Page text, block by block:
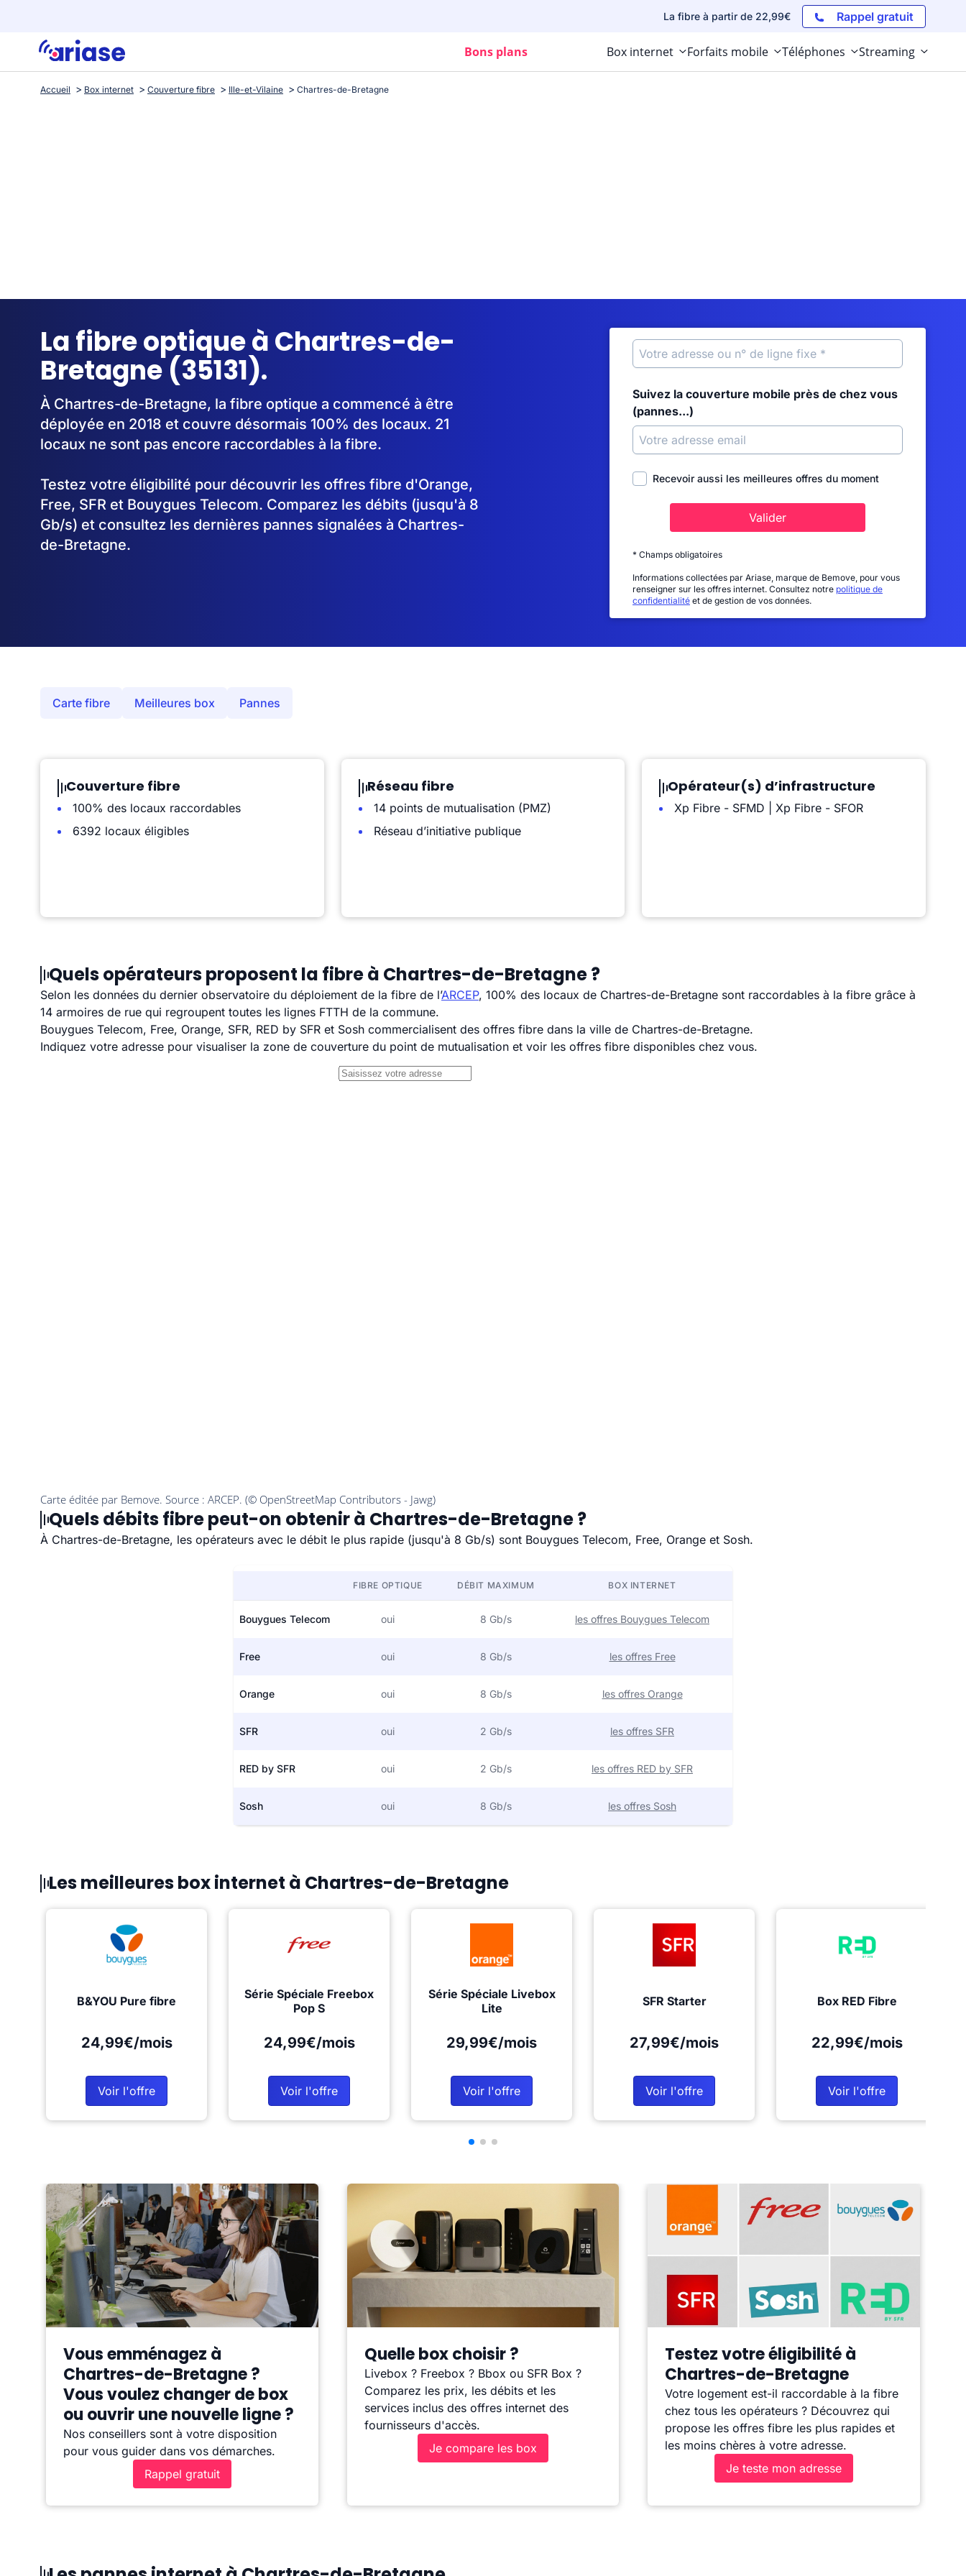
La fibre à partir de 22,99€ Rappel gratuit
Bons plans Box internet Forfaits mobile Téléphones Streaming
Accueil Box internet Couverture fibre Ille-et-Vilaine Chartres-de-Bretagne
La fibre optique à Chartres-de-
Bretagne (35131).
À Chartres-de-Bretagne, la fibre optique a commencé à être
déployée en 2018 et couvre désormais 100% des locaux. 21
locaux ne sont pas encore raccordables à la fibre.
Testez votre éligibilité pour découvrir les offres fibre d'Orange,
Free, SFR et Bouygues Telecom. Comparez les débits (jusqu'à 8
Gb/s) et consultez les dernières pannes signalées à Chartres-
de-Bretagne.
Suivez la couverture mobile près de chez vous
(pannes...)
Recevoir aussi les meilleures offres du moment
Valider
* Champs obligatoires
Informations collectées par Ariase, marque de Bemove, pour vous
renseigner sur les offres internet. Consultez notre politique de
confidentialité et de gestion de vos données.
Carte fibre Meilleures box Pannes
Couverture fibre
100% des locaux raccordables
6392 locaux éligibles
Réseau fibre
14 points de mutualisation (PMZ)
Réseau d’initiative publique
Opérateur(s) d’infrastructure
Xp Fibre - SFMD | Xp Fibre - SFOR
Quels opérateurs proposent la fibre à Chartres-de-Bretagne ?
Selon les données du dernier observatoire du déploiement de la fibre de l’ARCEP, 100% des locaux de Chartres-de-Bretagne sont raccordables à la fibre grâce à
14 armoires de rue qui regroupent toutes les lignes FTTH de la commune.
Bouygues Telecom, Free, Orange, SFR, RED by SFR et Sosh commercialisent des offres fibre dans la ville de Chartres-de-Bretagne.
Indiquez votre adresse pour visualiser la zone de couverture du point de mutualisation et voir les offres fibre disponibles chez vous.
Quels débits fibre peut-on obtenir à Chartres-de-Bretagne ?
À Chartres-de-Bretagne, les opérateurs avec le débit le plus rapide (jusqu'à 8 Gb/s) sont Bouygues Telecom, Free, Orange et Sosh.
FIBRE OPTIQUE DÉBIT MAXIMUM BOX INTERNET
Bouygues Telecom oui 8 Gb/s les offres Bouygues Telecom
Free oui 8 Gb/s les offres Free
Orange oui 8 Gb/s les offres Orange
SFR oui 2 Gb/s les offres SFR
RED by SFR oui 2 Gb/s les offres RED by SFR
Sosh oui 8 Gb/s les offres Sosh
Les meilleures box internet à Chartres-de-Bretagne
B&YOU Pure fibre
24,99€/mois
Voir l'offre
Série Spéciale Freebox
Pop S
24,99€/mois
Voir l'offre
Série Spéciale Livebox
Lite
29,99€/mois
Voir l'offre
SFR Starter
27,99€/mois
Voir l'offre
Box RED Fibre
22,99€/mois
Voir l'offre
Vous emménagez à
Chartres-de-Bretagne ?
Vous voulez changer de box
ou ouvrir une nouvelle ligne ?
Nos conseillers sont à votre disposition
pour vous guider dans vos démarches.
Rappel gratuit
Quelle box choisir ?
Livebox ? Freebox ? Bbox ou SFR Box ?
Comparez les prix, les débits et les
services inclus des offres internet des
fournisseurs d'accès.
Je compare les box
Testez votre éligibilité à
Chartres-de-Bretagne
Votre logement est-il raccordable à la fibre
chez tous les opérateurs ? Découvrez qui
propose les offres fibre les plus rapides et
les moins chères à votre adresse.
Je teste mon adresse